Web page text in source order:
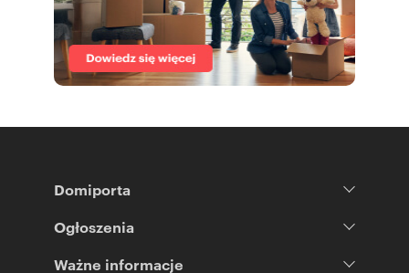
Domiporta
Ogłoszenia
Ważne informacje